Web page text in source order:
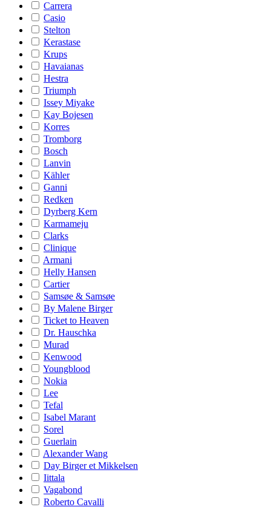
Carrera
Casio
Stelton
Kerastase
Krups
Havaianas
Hestra
Triumph
Issey Miyake
Kay Bojesen
Korres
Tromborg
Bosch
Lanvin
Kähler
Ganni
Redken
Dyrberg Kern
Karmameju
Clarks
Clinique
Armani
Helly Hansen
Cartier
Samsøe & Samsøe
By Malene Birger
Ticket to Heaven
Dr. Hauschka
Murad
Kenwood
Youngblood
Nokia
Lee
Tefal
Isabel Marant
Sorel
Guerlain
Alexander Wang
Day Birger et Mikkelsen
Iittala
Vagabond
Roberto Cavalli